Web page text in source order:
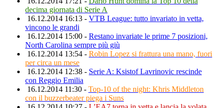
decima giornata di Serie A
16.12.2014 16:13 - VTB League: tutto invariato in vetta,
vincono le grandi
16.12.2014 15:00 - Restano invariate le prime 7 posizioni,
North Carolina sempre più giù
16.12.2014 13:54 - Robin Lopez si frattura una mano, fuori
per circa un mese
16.12.2014 12:38 - Serie A: Ksistof Lavrinovic rescinde
con Reggio Emilia
16.12.2014 11:30 - Top-10 of the night: Khris Middleton
con il buzzerbeater piega i Suns